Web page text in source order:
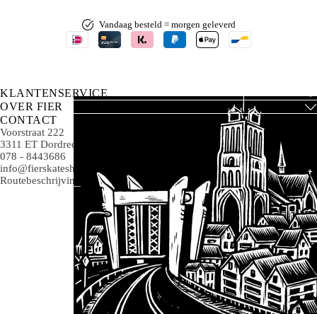
Vandaag besteld = morgen geleverd
KLANTENSERVICE
OVER FIER
CONTACT
Voorstraat 222
3311 ET Dordrecht
078 - 8443686
info@fierskateshop.nl
Routebeschrijving